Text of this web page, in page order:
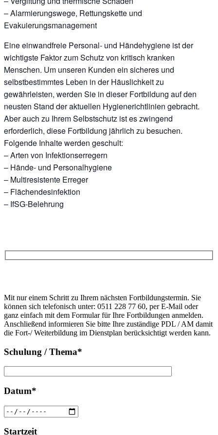
– Alarmierungswege, Rettungskette und
Evakuierungsmanagement
Eine einwandfreie Personal- und Händehygiene ist der
wichtigste Faktor zum Schutz von kritisch kranken
Menschen. Um unseren Kunden ein sicheres und
selbstbestimmtes Leben in der Häuslichkeit zu
gewährleisten, werden Sie in dieser Fortbildung auf den
neusten Stand der aktuellen Hygienerichtlinien gebracht.
Aber auch zu Ihrem Selbstschutz ist es zwingend
erforderlich, diese Fortbildung jährlich zu besuchen.
Folgende Inhalte werden geschult:
– Arten von Infektionserregern
– Hände- und Personalhygiene
– Multiresistente Erreger
– Flächendesinfektion
– IfSG-Belehrung
Feld
leer.
lasse
dieses
Feld
leer.
Mit nur einem Schritt zu Ihrem nächsten Fortbildungstermin. Sie
können sich telefonisch unter: 0511 228 77 60, per E-Mail oder
ganz einfach mit dem Formular für Ihre Fortbildungen anmelden.
Anschließend informieren Sie bitte Ihre zuständige PDL / AM damit
die Fort-/ Weiterbildung im Dienstplan berücksichtigt werden kann.
Schulung / Thema*
Datum*
Startzeit